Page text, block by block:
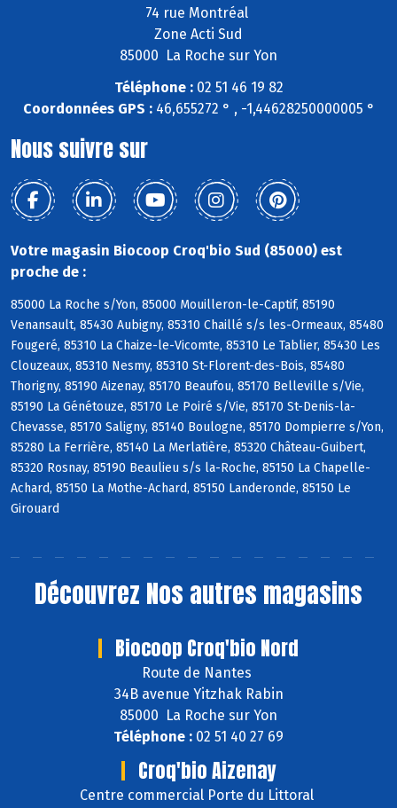
74 rue Montréal
Zone Acti Sud
85000 La Roche sur Yon
Téléphone :02 51 46 19 82
Coordonnées GPS :46,655272 ° , -1,44628250000005 °
Nous suivre sur
Votre magasin Biocoop Croq'bio Sud (85000) est
proche de :
85000 La Roche s/Yon, 85000 Mouilleron-le-Captif, 85190
Venansault, 85430 Aubigny, 85310 Chaillé s/s les-Ormeaux, 85480
Fougeré, 85310 La Chaize-le-Vicomte, 85310 Le Tablier, 85430 Les
Clouzeaux, 85310 Nesmy, 85310 St-Florent-des-Bois, 85480
Thorigny, 85190 Aizenay, 85170 Beaufou, 85170 Belleville s/Vie,
85190 La Génétouze, 85170 Le Poiré s/Vie, 85170 St-Denis-la-
Chevasse, 85170 Saligny, 85140 Boulogne, 85170 Dompierre s/Yon,
85280 La Ferrière, 85140 La Merlatière, 85320 Château-Guibert,
85320 Rosnay, 85190 Beaulieu s/s la-Roche, 85150 La Chapelle-
Achard, 85150 La Mothe-Achard, 85150 Landeronde, 85150 Le
Girouard
Découvrez Nos autres magasins
Biocoop Croq'bio Nord
Route de Nantes
34B avenue Yitzhak Rabin
85000 La Roche sur Yon
Téléphone : 02 51 40 27 69
Croq'bio Aizenay
Centre commercial Porte du Littoral